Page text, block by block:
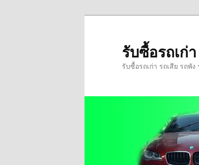
รับซื้อรถเก่
รับซื้อรถเก่า รถเสีย รถพั